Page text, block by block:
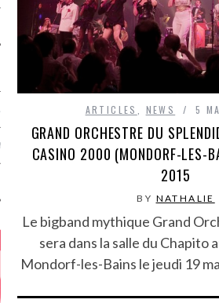
ARTICLES NEWS 5
GRAND ORCHESTRE DU
CASINO 2000 (MONDORF-LES-
2015
BY NATHALIE
Le bigband mythique Grand
sera dans la salle du Chapito
Mondorf-les-Bains le jeudi 19